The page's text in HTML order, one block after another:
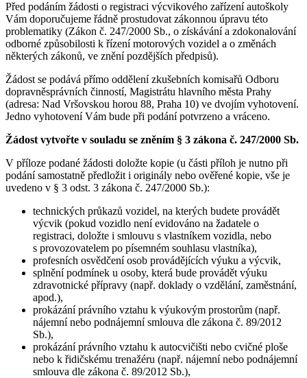
Před podáním žádosti o registraci výcvikového zařízení autoškoly
Vám doporučujeme řádně prostudovat zákonnou úpravu této
problematiky (Zákon č. 247/2000 Sb., o získávání a zdokonalování
odborné způsobilosti k řízení motorových vozidel a o změnách
některých zákonů, ve znění pozdějších předpisů).
Žádost se podává přímo oddělení zkušebních komisařů Odboru
dopravněsprávních činností, Magistrátu hlavního města Prahy
(adresa: Nad Vršovskou horou 88, Praha 10) ve dvojím vyhotovení.
Jedno vyhotovení Vám bude při podání potvrzeno a vráceno.
Žádost vytvořte v souladu se zněním § 3 zákona č. 247/2000 Sb.
V příloze podané žádosti doložte kopie (u části příloh je nutno při
podání samostatně předložit i originály nebo ověřené kopie, vše je
uvedeno v § 3 odst. 3 zákona č. 247/2000 Sb.):
technických průkazů vozidel, na kterých budete provádět
výcvik (pokud vozidlo není evidováno na žadatele o
registraci, doložte i smlouvu s vlastníkem vozidla, nebo
s provozovatelem po písemném souhlasu vlastníka),
profesních osvědčení osob provádějících výuku a výcvik,
splnění podmínek u osoby, která bude provádět výuku
zdravotnické přípravy (např. doklady o vzdělání, zaměstnání,
apod.),
prokázání právního vztahu k výukovým prostorům (např.
nájemní nebo podnájemní smlouva dle zákona č. 89/2012
Sb.),
prokázání právního vztahu k autocvičišti nebo cvičné ploše
nebo k řidičskému trenažéru (např. nájemní nebo podnájemní
smlouva dle zákona č. 89/2012 Sb.),